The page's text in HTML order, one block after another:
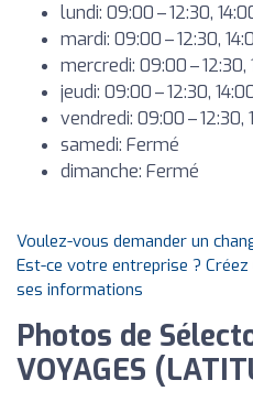
lundi: 09:00 – 12:30,
mardi: 09:00 – 12:30,
mercredi: 09:00 – 12:30,
jeudi: 09:00 – 12:30,
vendredi: 09:00 – 12:30,
samedi: Fermé
dimanche: Fermé
Voulez-vous demander un
Est-ce votre entreprise ?
ses informations
Photos de
VOYAGES